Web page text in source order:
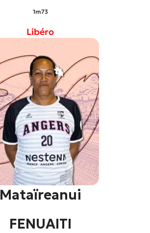
1m73
Libéro
Mataïreanui
FENUAITI